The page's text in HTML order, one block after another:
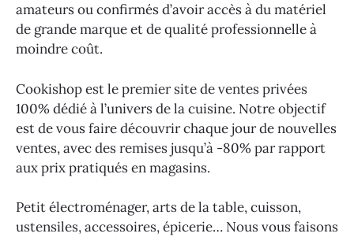
amateurs ou confirmés d’avoir accès à du matériel
de grande marque et de qualité professionnelle à
moindre coût.
Cookishop est le premier site de ventes privées
100% dédié à l’univers de la cuisine. Notre objectif
est de vous faire découvrir chaque jour de nouvelles
ventes, avec des remises jusqu’à -80% par rapport
aux prix pratiqués en magasins.
Petit électroménager, arts de la table, cuisson,
ustensiles, accessoires, épicerie… Nous vous faisons